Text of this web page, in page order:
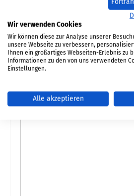
Regulärer
29,10 €
Sofort verfügbar,
Details
Wir verwenden Cookies
Wir können diese zur Analyse unserer
unsere Webseite zu verbessern,
Ihnen ein großartiges Webseiten-Erlebnis zu
Informationen zu den von uns verwendeten
Einstellungen.
Alle akzeptieren